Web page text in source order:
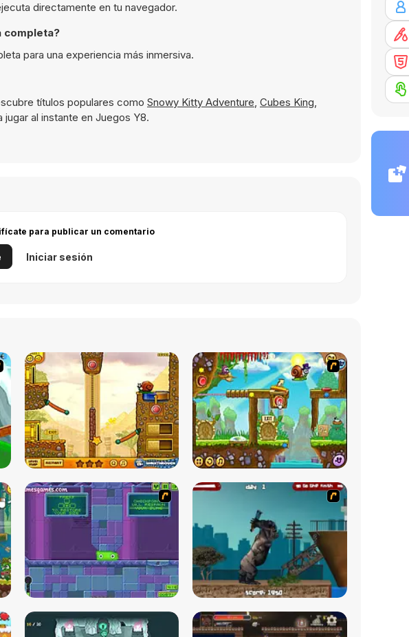
directamente en tu navegador.
completa?
para una experiencia más inmersiva.
títulos populares como Snowy Kitty Adventure, Cubes King,
al instante en Juegos Y8.
para publicar un comentario
Iniciar sesión